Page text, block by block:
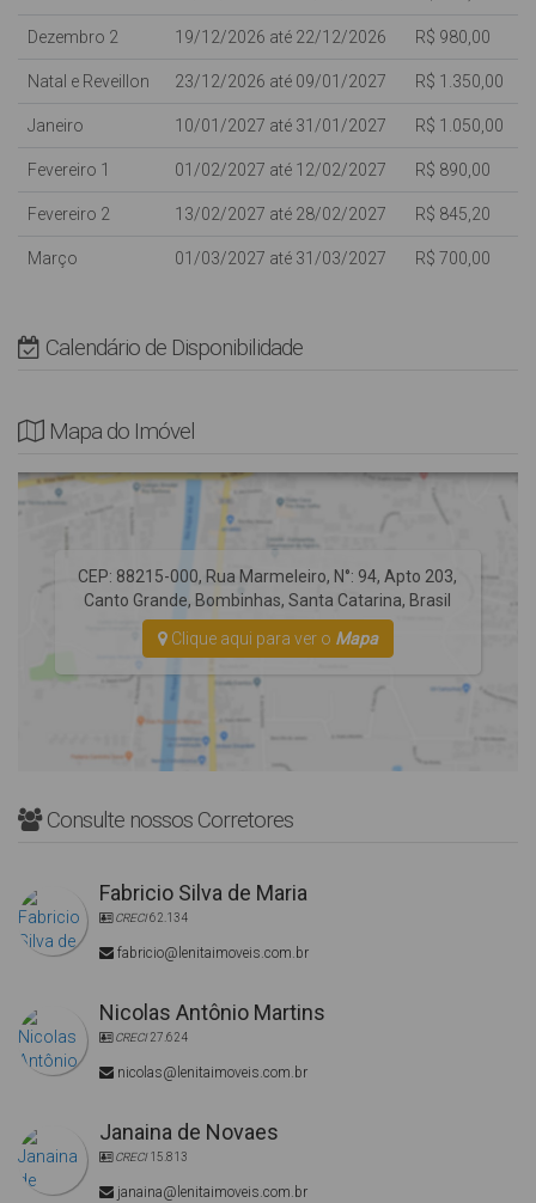
Não aceitamos animais de estimação.
Com capacidade para 05 pessoas.
capacidade máxima do imóvel, não dispomos de camas extras;
NÃO possui tela de proteção nas sacadas e varandas.
Não Fornecemos Roupas de Cama e utensílios de Praia (cadeiras
* Rua Pavimentada, Edifício com elevador.
passeio, se você possui um veículo tipo utilitário, SUV ou
Camionetas consulte com nossa equipe para evitar
inconvenientes em sua chegada.
Dezembro 2 19/12/2026 até 22/12/2026 R$ 980,00
Natal e Reveillon 23/12/2026 até 09/01/2027 R$ 1.350,00
Janeiro 10/01/2027 até 31/01/2027 R$ 1.050,00
Fevereiro 1 01/02/2027 até 12/02/2027 R$ 890,00
Fevereiro 2 13/02/2027 até 28/02/2027 R$ 845,20
Março 01/03/2027 até 31/03/2027 R$ 700,00
Calendário de Disponibilidade
Mapa do Imóvel
CEP: 88215-000, Rua Marmeleiro, N°: 94,Apto 203,
Canto Grande, Bombinhas,Santa Catarina, Brasil
Clique aqui para ver o Mapa
Consulte nossos Corretores
Fabricio Silva de Maria
CRECI62.134
fabricio@lenitaimoveis.com.br
Nicolas Antônio Martins
CRECI27.624
nicolas@lenitaimoveis.com.br
Janaina de Novaes
CRECI15.813
janaina@lenitaimoveis.com.br